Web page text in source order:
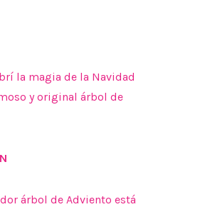
la magia de la Navidad
y original árbol de
árbol de Adviento está